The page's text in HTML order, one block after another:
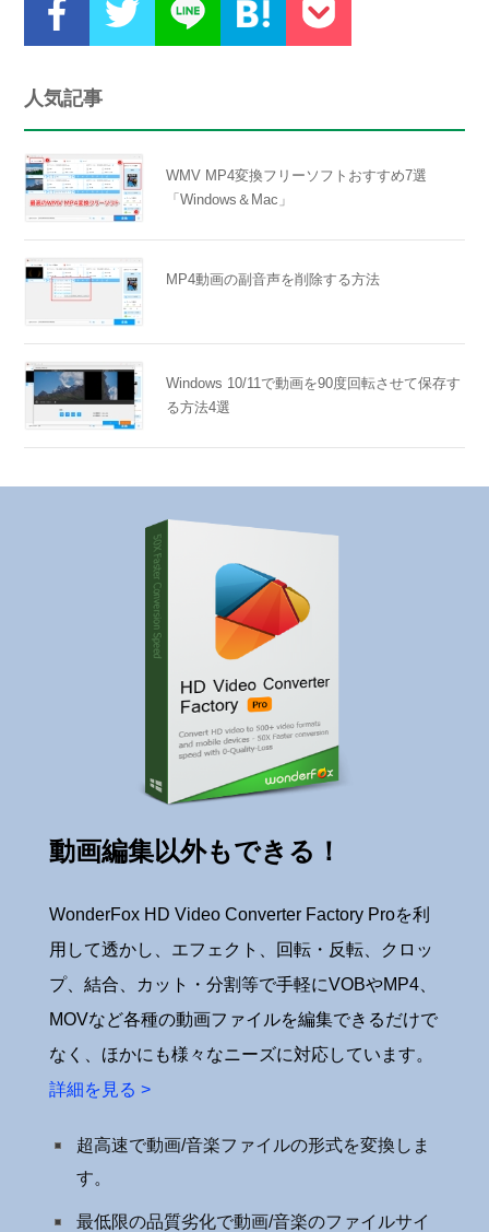
人気記事
WMV MP4変換フリーソフトおすすめ7選
「Windows＆Mac」
MP4動画の副音声を削除する方法
Windows 10/11で動画を90度回転させて保存す
る方法4選
動画編集以外もできる！
WonderFox HD Video Converter Factory Proを利
用して透かし、エフェクト、回転・反転、クロッ
プ、結合、カット・分割等で手軽にVOBやMP4、
MOVなど各種の動画ファイルを編集できるだけで
なく、ほかにも様々なニーズに対応しています。
詳細を見る >
超高速で動画/音楽ファイルの形式を変換しま
す。
最低限の品質劣化で動画/音楽のファイルサイ